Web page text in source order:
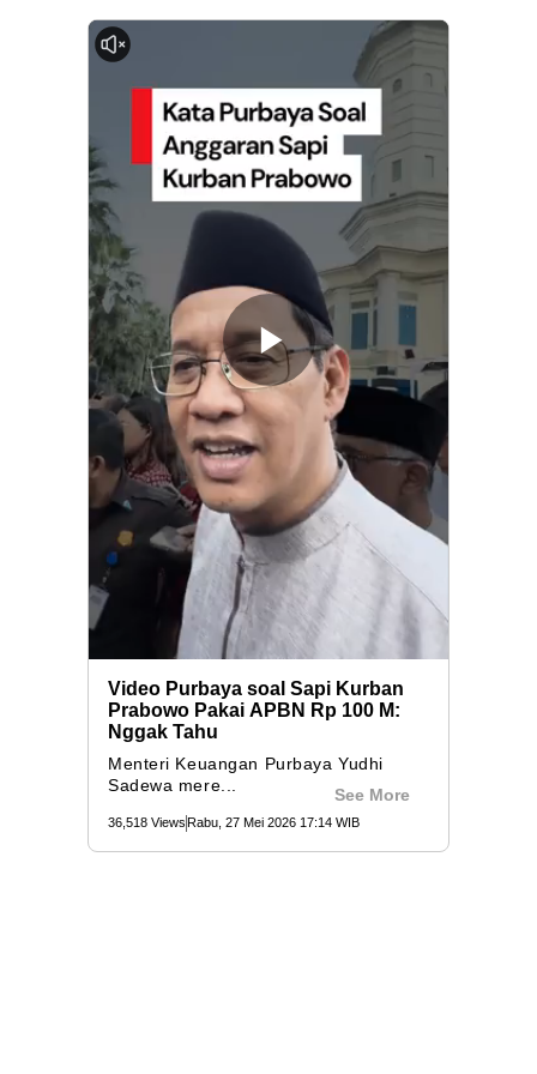
0:00
Memutarkan
Video
Video Purbaya soal Sapi Kurban
Prabowo Pakai APBN Rp 100 M:
Nggak Tahu
Menteri Keuangan Purbaya Yudhi
Sadewa mere...
See More
36,518 Views Rabu, 27 Mei 2026 17:14 WIB